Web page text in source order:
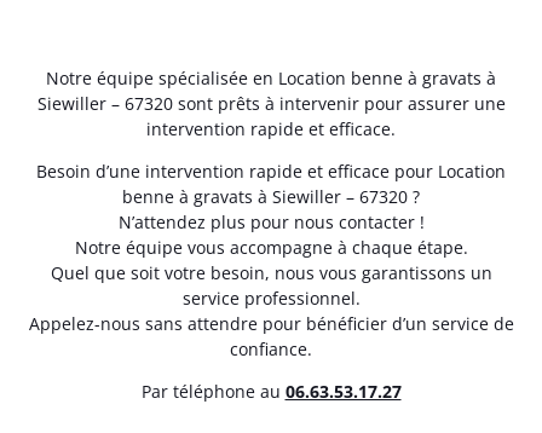
Notre équipe spécialisée en Location benne à gravats à
Siewiller – 67320 sont prêts à intervenir pour assurer une
intervention rapide et efficace.
Besoin d’une intervention rapide et efficace pour Location
benne à gravats à Siewiller – 67320 ?
N’attendez plus pour nous contacter !
Notre équipe vous accompagne à chaque étape.
Quel que soit votre besoin, nous vous garantissons un
service professionnel.
Appelez-nous sans attendre pour bénéficier d’un service de
confiance.
Par téléphone au 06.63.53.17.27